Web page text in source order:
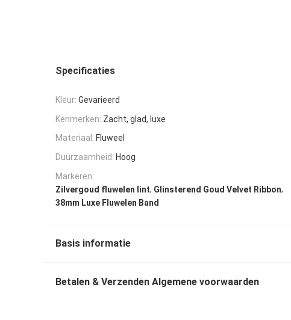
Specificaties
Kleur: Gevarieerd
Kenmerken: Zacht, glad, luxe
Materiaal: Fluweel
Duurzaamheid: Hoog
Markeren:
Zilvergoud fluwelen lint, Glinsterend Goud Velvet Ribbon,
38mm Luxe Fluwelen Band
Basis informatie
Betalen & Verzenden Algemene voorwaarden